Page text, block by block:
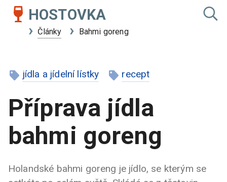
HOSTOVKA
Články Bahmi goreng
jídla a jídelní lístky recept
Příprava jídla
bahmi goreng
Holandské bahmi goreng je jídlo, se kterým se